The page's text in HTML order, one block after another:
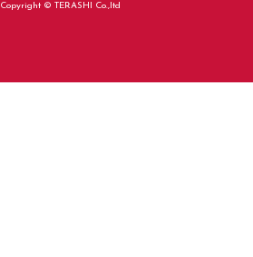
Copyright © TERASHI Co.,ltd